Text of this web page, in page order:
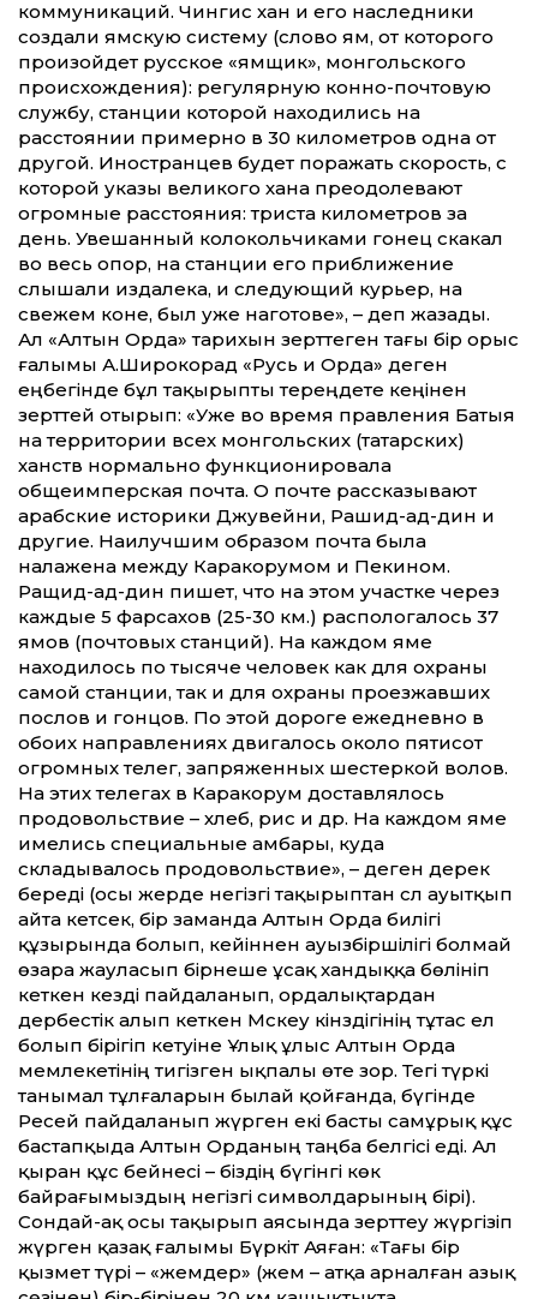
коммуникаций. Чингис хан и его наследники
создали ямскую систему (слово ям, от которого
произойдет русское «ямщик», монгольского
происхождения): регулярную конно-почтовую
службу, станции которой находились на
расстоянии примерно в 30 километров одна от
другой. Иностранцев будет поражать скорость, с
которой указы великого хана преодолевают
огромные расстояния: триста километров за
день. Увешанный колокольчиками гонец скакал
во весь опор, на станции его приближение
слышали издалека, и следующий курьер, на
свежем коне, был уже наготове», – деп жазады.
Ал «Алтын Орда» тарихын зерт­теген тағы бір орыс
ғалымы А.Широкорад «Русь и Орда» деген
еңбегінде бұл тақырыпты тереңдете кеңінен
зерт­тей отырып: «Уже во время правления Батыя
на территории всех монгольских (татарских)
ханств нормально функционировала
общеимперская почта. О почте рассказывают
арабские историки Джувейни, Рашид-ад-дин и
другие. Наилучшим образом почта была
налажена между Каракорумом и Пекином.
Ращид-ад-дин пишет, что на этом участке через
каждые 5 фарсахов (25-30 км.) распологалось 37
ямов (почтовых станций). На каждом яме
находилось по тысяче человек как для охраны
самой станции, так и для охраны проезжавших
послов и гонцов. По этой дороге ежедневно в
обоих направлениях двигалось около пятисот
огромных телег, запряженных шестеркой волов.
На этих телегах в Каракорум доставлялось
продовольствие – хлеб, рис и др. На каждом яме
имелись специальные амбары, куда
складывалось продовольствие», – деген дерек
береді (осы жерде негізгі тақырыптан сәл ауытқып
айта кетсек, бір заманда Алтын Орда билігі
құзырында болып, ке­йіннен ауызбіршілігі болмай
өзара жауласып бірнеше ұсақ хандыққа бөлініп
кеткен кезді пайдаланып, ордалықтардан
дербестік алып кеткен Мәскеу кінәздігінің тұтас ел
болып бірігіп кетуіне Ұлық ұлыс Алтын Орда
мемлекетінің тигізген ықпалы өте зор. Тегі түркі
танымал тұлғаларын былай қойғанда, бүгінде
Ресей пайдаланып жүрген екі басты самұрық құс
бастапқыда Алтын Орданың таңба белгісі еді. Ал
қыран құс бейнесі – біздің бүгінгі көк
байрағымыздың негізгі символдарының бірі).
Сондай-ақ осы тақырып аясында зерт­теу жүргізіп
жүрген қазақ ғалымы Бүркіт Аяған: «Тағы бір
қызмет түрі – «жемдер» (жем – атқа арналған азық